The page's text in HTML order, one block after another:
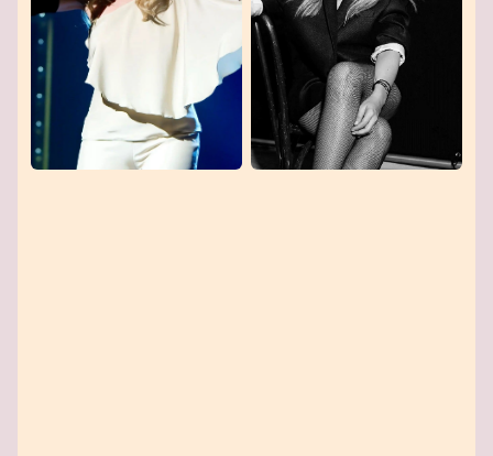
ընկերակցությամբ անմոռանալի երեկո
ապահովելու համար։